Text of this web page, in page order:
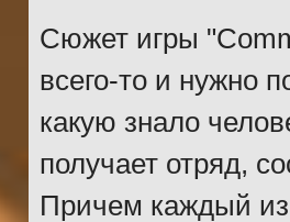
Сюжет игры
всего-то и нужно
какую знало
получает отряд,
Причем каждый